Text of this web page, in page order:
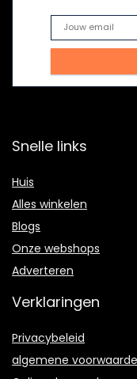
Snelle links
Huis
Alles winkelen
Blogs
Onze webshops
Adverteren
Verklaringen
Privacybeleid
algemene